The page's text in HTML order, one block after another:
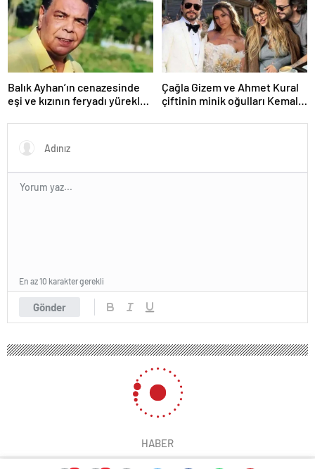
Balık Ayhan’ın cenazesinde
eşi ve kızının feryadı yürekleri
yanıyor!”
Çağla Gizem ve Ahmet Kural
çiftinin minik oğulları Kemal, 1
gününden kareler!
Gönder
En az 10 karakter gerekli
HABER